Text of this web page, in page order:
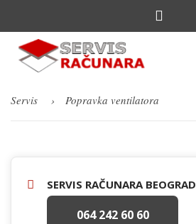
Servis Popravka ventilatora
SERVIS RAČUNARA BEOGRAD
064 242 60 60